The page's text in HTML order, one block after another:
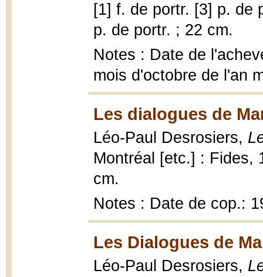
[1] f. de portr. [3] p. de
p. de portr. ; 22 cm.
Notes : Date de
mois d'octobre de l'an
Les dialogues de
Léo-Paul Desrosiers,
Montréal [etc.] : Fides,
cm.
Notes : Date de cop.:
Les Dialogues de
Léo-Paul Desrosiers,